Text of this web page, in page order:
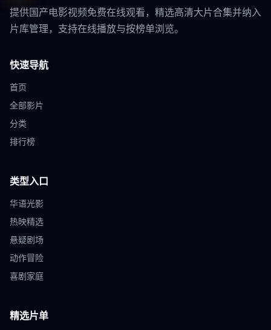
提供国产电影视频免费在线观看，精选高清大片合集并纳入
片库管理，支持在线播放与按榜单浏览。
快速导航
首页
全部影片
分类
排行榜
类型入口
华语光影
热映精选
悬疑剧场
动作冒险
喜剧家庭
精选片单